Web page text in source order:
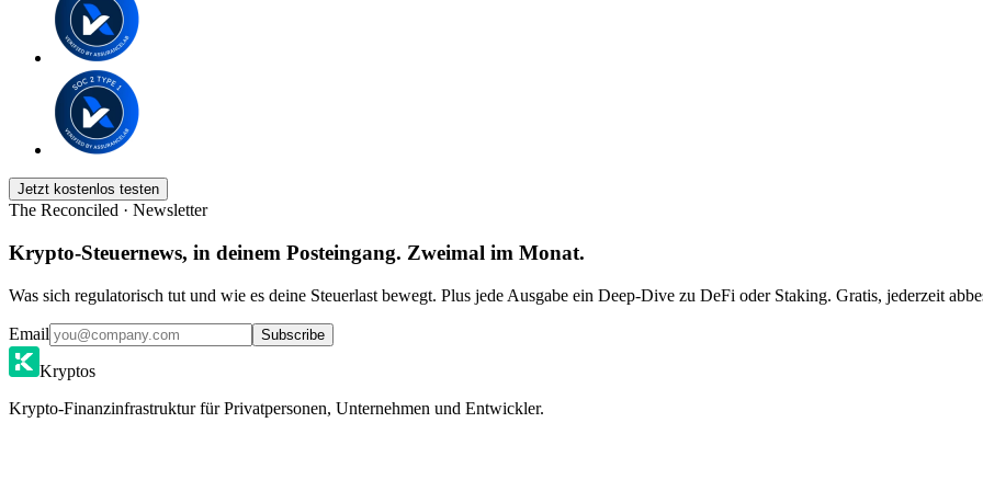
Jetzt kostenlos testen
The Reconciled · Newsletter
Krypto-Steuernews, in deinem Posteingang. Zweimal im Monat.
Was sich regulatorisch tut und wie es deine Steuerlast bewegt. Plus jede Ausgabe ein Deep-Dive zu DeFi oder Staking. Gratis, jederzeit
Email Subscribe
Kryptos
Krypto-Finanzinfrastruktur für Privatpersonen, Unternehmen und Entwickler.